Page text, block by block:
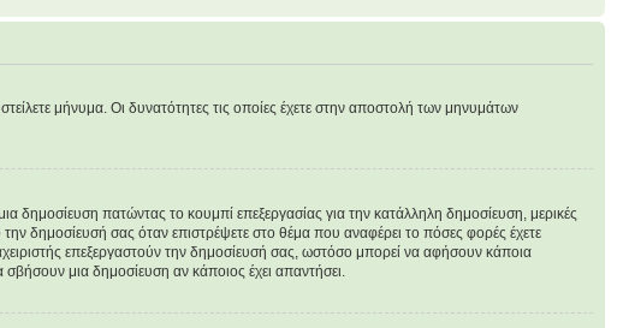
μήνυμα. Οι δυνατότητες τις οποίες έχετε στην αποστολή των μηνυμάτων
δημοσίευση πατώντας το κουμπί επεξεργασίας για την κατάλληλη δημοσίευση, μερικές
δημοσίευσή σας όταν επιστρέψετε στο θέμα που αναφέρει το πόσες φορές έχετε
επεξεργαστούν την δημοσίευσή σας, ωστόσο μπορεί να αφήσουν κάποια
μια δημοσίευση αν κάποιος έχει απαντήσει.